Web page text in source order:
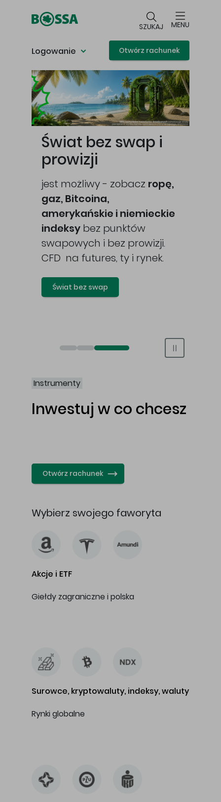
SZUKAJ MENU
Logowanie Otwórz rachunek
Główna treść
Świat bez swap i
prowizji
jest możliwy - zobacz ropę,
gaz, Bitcoina,
amerykańskie i niemieckie
indeksy bez punktów
swapowych i bez prowizji.
CFD na futures, ty i rynek.
Świat bez swap
Otwórz rachunek maklerski online
Otwórz konto IKE/IKZE
Świat bez swap i prowizji
Instrumenty
Inwestuj w co chcesz
Otwórz rachunek
Wybierz swojego faworyta
Akcje i ETF
Giełdy zagraniczne i polska
Surowce, kryptowaluty, indeksy, waluty
Rynki globalne